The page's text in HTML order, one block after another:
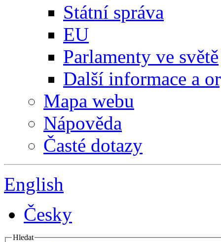
Státní správa
EU
Parlamenty ve světě
Další informace a
Mapa webu
Nápověda
Časté dotazy
English
Česky
Hledat